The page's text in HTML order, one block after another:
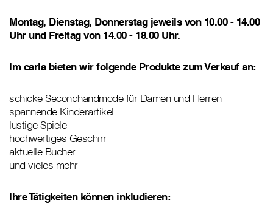
Montag, Dienstag, Donnerstag jeweils von 10.00 - 14.00
Uhr und Freitag von 14.00 - 18.00 Uhr.
Im carla bieten wir folgende Produkte zum Verkauf an:
schicke Secondhandmode für Damen und Herren
spannende Kinderartikel
lustige Spiele
hochwertiges Geschirr
aktuelle Bücher
und vieles mehr
Ihre Tätigkeiten können inkludieren: